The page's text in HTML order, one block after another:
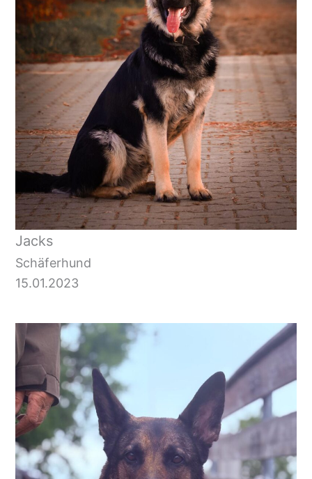
Jacks
Schäferhund
15.01.2023